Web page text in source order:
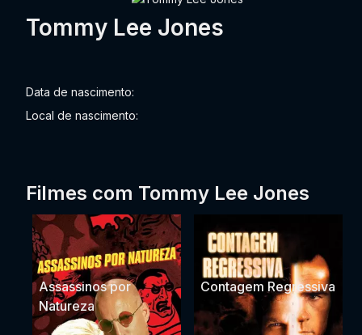
Tommy Lee Jones
Data de nascimento:
Local de nascimento:
Filmes com Tommy Lee Jones
Assassinos por
Natureza
Contagem Regressiva